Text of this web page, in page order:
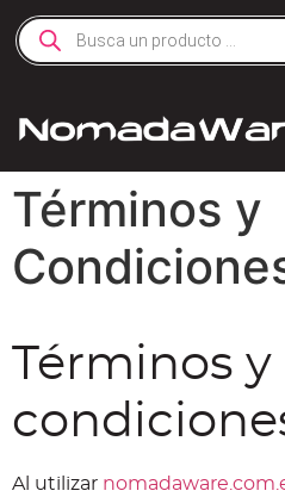
Términos y
Términos y
Al utilizar